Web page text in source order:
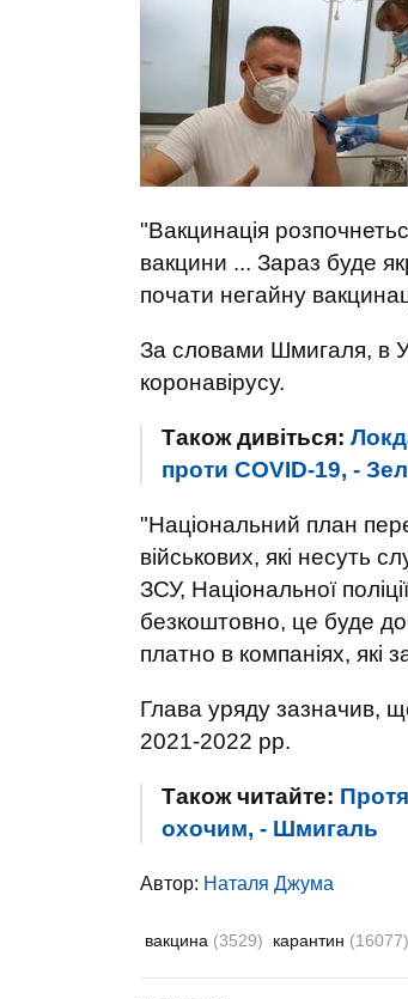
"Вакцинація
вакцини ... Зараз буде
почати негайну
За словами Шмигаля, в
коронавірусу.
Також дивіться:
проти COVID-19, -
"Національний план
військових, які несуть
ЗСУ, Національної
безкоштовно, це буде
платно в компаніях, які
Глава уряду зазначив,
2021-2022 рр.
Також читайте:
охочим, - Шмигаль
Автор: Наталя Джума
вакцина (3529) карантин (16077)